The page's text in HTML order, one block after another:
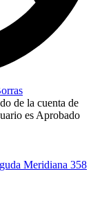
de la cuenta de
es Aprobado
Meridiana 358